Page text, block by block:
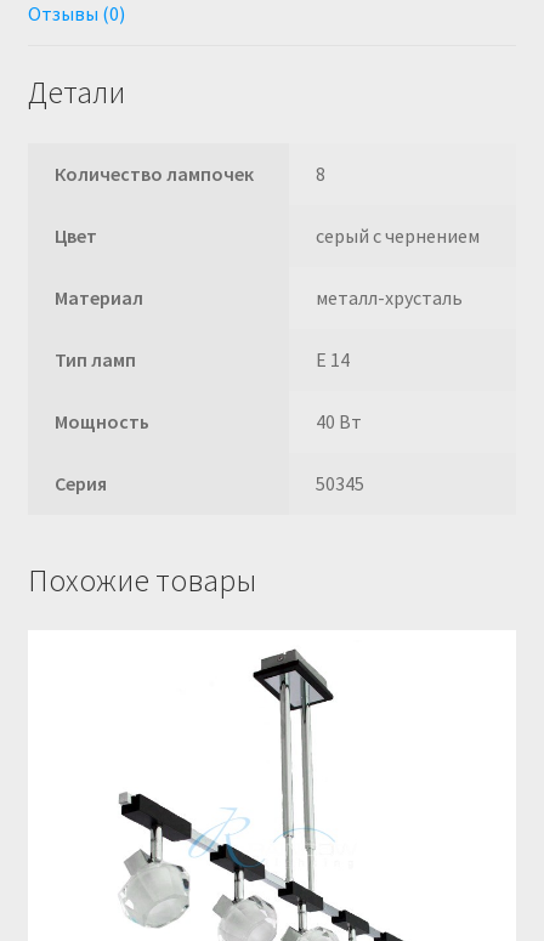
Отзывы (0)
Детали
Количество лампочек 8
Цвет серый с чернением
Материал металл-хрусталь
Тип ламп E 14
Мощность 40 Вт
Серия 50345
Похожие товары